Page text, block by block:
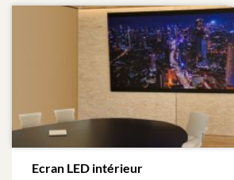
Ecran LED intérieur